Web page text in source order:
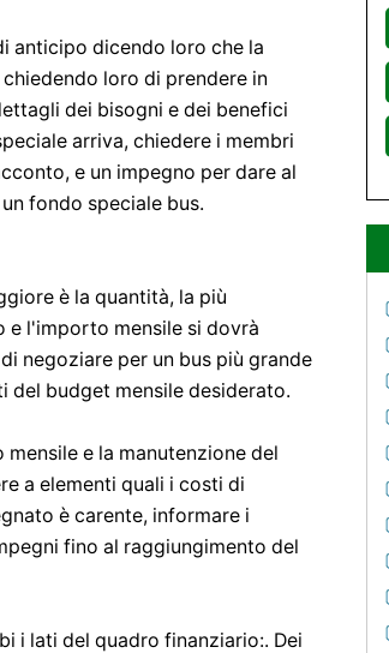
anticipo dicendo loro che la
loro di prendere in
dei bisogni e dei benefici
arriva, chiedere i membri
e un impegno per dare al
fondo speciale bus.
è la quantità, la più
e l'importo mensile si dovrà
negoziare per un bus più grande
del budget mensile desiderato.
e la manutenzione del
a elementi quali i costi di
è carente, informare i
fino al raggiungimento del
i lati del quadro finanziario:. Dei